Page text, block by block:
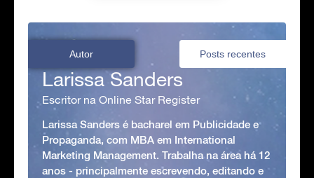
Autor Posts recentes
Larissa Sanders
Escritor na Online Star Register
Larissa Sanders é bacharel em Publicidade e
Propaganda, com MBA em International
Marketing Management. Trabalha na área há 12
anos - principalmente escrevendo, editando e